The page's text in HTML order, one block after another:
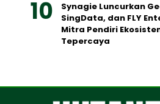
Synagie Luncurkan
SingData, dan FLY
Mitra Pendiri
Tepercaya